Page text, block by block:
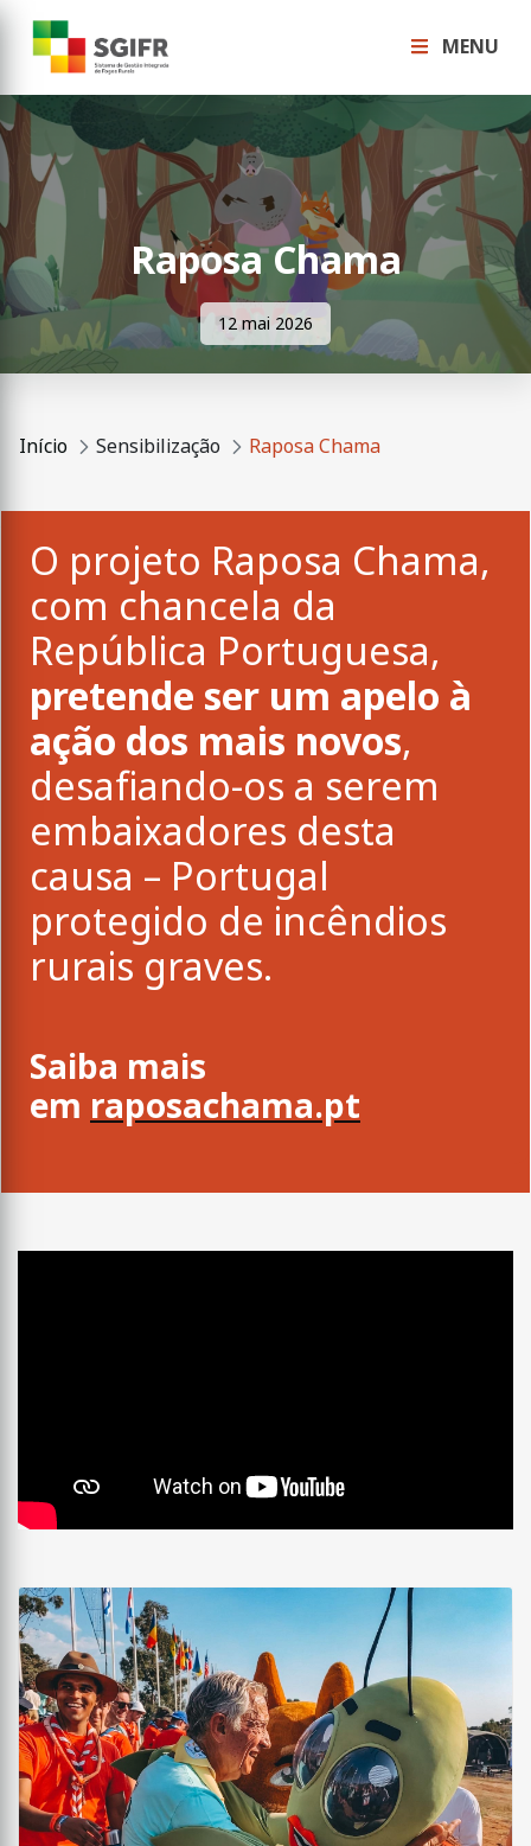
MENU
Raposa Chama
12 mai 2026
Início Sensibilização Raposa Chama
O projeto Raposa Chama,
com chancela da
República Portuguesa,
pretende ser um apelo à
ação dos mais novos,
desafiando-os a serem
embaixadores desta
causa – Portugal
protegido de incêndios
rurais graves.
Saiba mais
em raposachama.pt